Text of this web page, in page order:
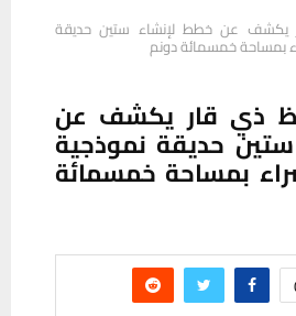
عن خطط لإنشاء ستين حديقة
بمساحة خمسمائة دونم
ذي قار يكشف عن
حديقة نموذجية
بمساحة خمسمائة